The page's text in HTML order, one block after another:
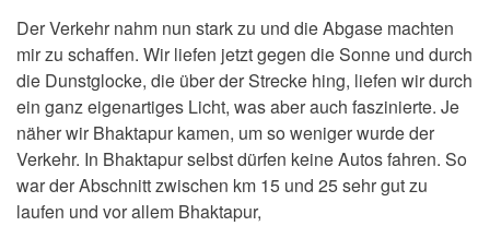
Der Verkehr nahm nun stark zu und die Abgase machten
mir zu schaffen. Wir liefen jetzt gegen die Sonne und durch
die Dunstglocke, die über der Strecke hing, liefen wir durch
ein ganz eigenartiges Licht, was aber auch faszinierte. Je
näher wir Bhaktapur kamen, um so weniger wurde der
Verkehr. In Bhaktapur selbst dürfen keine Autos fahren. So
war der Abschnitt zwischen km 15 und 25 sehr gut zu
laufen und vor allem Bhaktapur,